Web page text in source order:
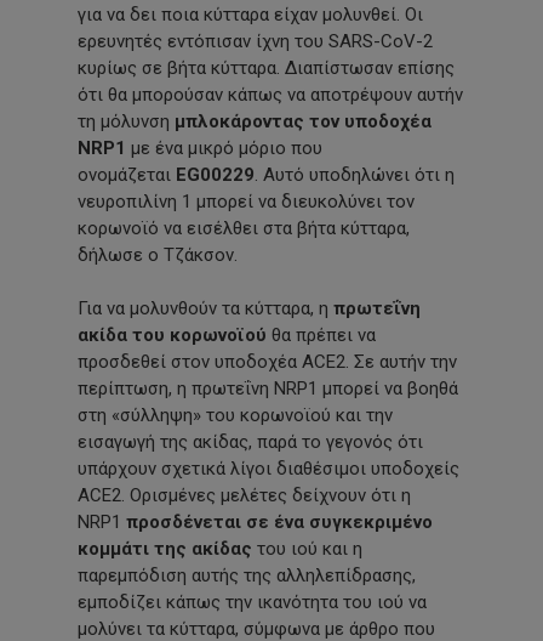
για να δει ποια κύτταρα είχαν μολυνθεί. Οι
ερευνητές εντόπισαν ίχνη του SARS-CoV-2
κυρίως σε βήτα κύτταρα. Διαπίστωσαν επίσης
ότι θα μπορούσαν κάπως να αποτρέψουν αυτήν
τη μόλυνση μπλοκάροντας τον υποδοχέα
NRP1 με ένα μικρό μόριο που
ονομάζεται EG00229 . Αυτό υποδηλώνει ότι η
νευροπιλίνη 1 μπορεί να διευκολύνει τον
κορωνοϊό να εισέλθει στα βήτα κύτταρα,
δήλωσε ο Τζάκσον.
Για να μολυνθούν τα κύτταρα, η πρωτεΐνη
ακίδα του κορωνοϊού θα πρέπει να
προσδεθεί στον υποδοχέα ACE2. Σε αυτήν την
περίπτωση, η πρωτεΐνη NRP1 μπορεί να βοηθά
στη «σύλληψη» του κορωνοϊού και την
εισαγωγή της ακίδας, παρά το γεγονός ότι
υπάρχουν σχετικά λίγοι διαθέσιμοι υποδοχείς
ACE2. Ορισμένες μελέτες δείχνουν ότι η
NRP1 προσδένεται σε ένα συγκεκριμένο
κομμάτι της ακίδας του ιού και η
παρεμπόδιση αυτής της αλληλεπίδρασης,
εμποδίζει κάπως την ικανότητα του ιού να
μολύνει τα κύτταρα, σύμφωνα με άρθρο που